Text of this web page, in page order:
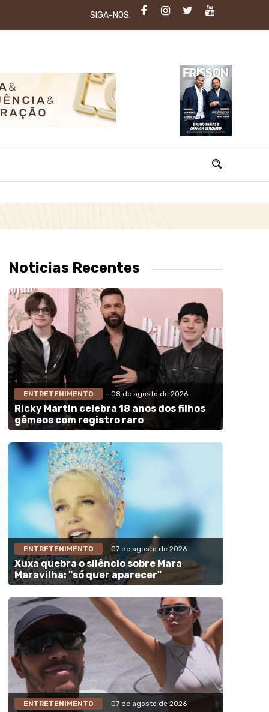
SIGA-NOS:
Noticias Recentes
ENTRETENIMENTO - 08 de agosto de 2026
Ricky Martin celebra 18 anos dos filhos
gêmeos com registro raro
ENTRETENIMENTO - 07 de agosto de 2026
Xuxa quebra o silêncio sobre Mara
Maravilha: "só quer aparecer"
ENTRETENIMENTO - 07 de agosto de 2026